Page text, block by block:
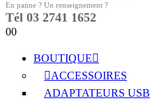
En panne ? Un renseignement ?
Tél 03 2741 1652
00
BOUTIQUE
ACCESSOIRES
ADAPTATEURS USB